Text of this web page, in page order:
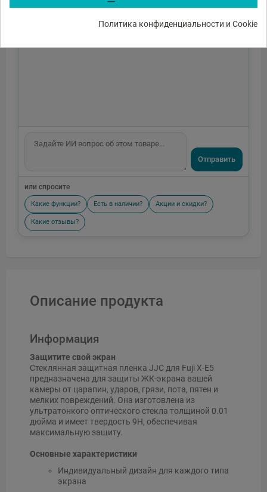
Политика конфиденциальности и Cookie
Отправить
или спросите
Какие функции? Есть в наличии? Акции и скидки?
Какие отзывы?
Описание продукта
Информация
Защитите свой экран
Стеклянная защитная пленка JJC для Fuji X-E5
предназначена для защиты ЖК-экрана вашей
камеры от царапин, ударов, грязи, пота, пятен и
мелких повреждений. Она изготовлена из
ультратонкого оптического стекла толщиной 0.01
дюйма и имеет твердость 9H, обеспечивая
максимальную защиту.
Основные характеристики
Индивидуальный дизайн для каждого типа
экрана